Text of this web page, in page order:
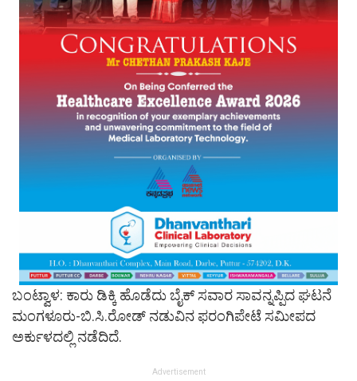
ಬಂಟ್ವಾಳ: ಕಾರು ಡಿಕ್ಕಿ ಹೊಡೆದು ಬೈಕ್ ಸವಾರ ಸಾವನ್ನಪ್ಪಿದ ಘಟನೆ
ಮಂಗಳೂರು-ಬಿ.ಸಿ.ರೋಡ್ ನಡುವಿನ ಫರಂಗಿಪೇಟೆ ಸಮೀಪದ
ಅರ್ಕುಳದಲ್ಲಿ ನಡೆದಿದೆ.
Advertisement